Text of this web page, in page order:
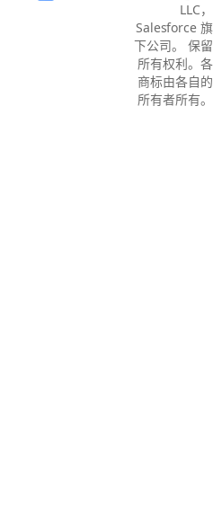
LLC，
Salesforce 旗
下公司。 保留
所有权利。各
商标由各自的
所有者所有。